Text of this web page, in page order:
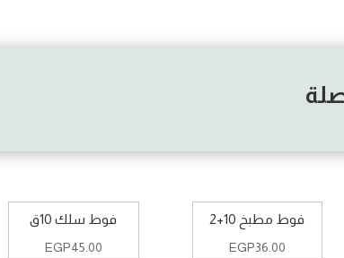
فوط مطبخ 10+2
EGP36.00
فوط سلك 10ق
EGP45.00